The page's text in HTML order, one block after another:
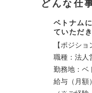
どんな仕
ベトナム
ていただ
【ポジシ
職種：法人
勤務地：ベ
給与（月